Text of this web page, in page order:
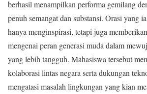
berhasil menampilkan performa gemilang
penuh semangat dan substansi. Orasi yang
hanya menginspirasi, tetapi juga
mengenai peran generasi muda dalam
yang lebih tangguh. Mahasiswa tersebut
kolaborasi lintas negara serta dukungan
mengatasi masalah lingkungan yang kian